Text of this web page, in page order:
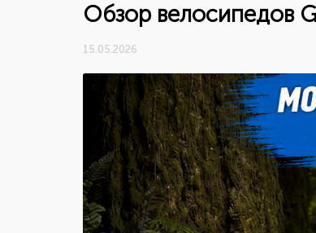
Обзор велосипедов
15.05.2026